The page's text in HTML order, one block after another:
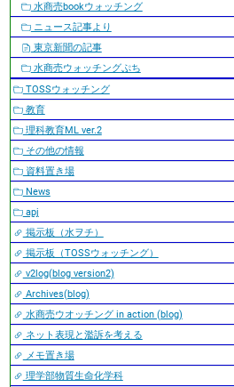
水商売bookウォッチング
ニュース記事より
東京新聞の記事
水商売ウォッチングぷち
TOSSウォッチング
教育
理科教育ML ver.2
その他の情報
資料置き場
News
apj
掲示板（水ヲチ）
掲示板（TOSSウォッチング）
v2log(blog version2)
Archives(blog)
水商売ウオッチング in action (blog)
ネット表現と濫訴を考える
メモ置き場
理学部物質生命化学科